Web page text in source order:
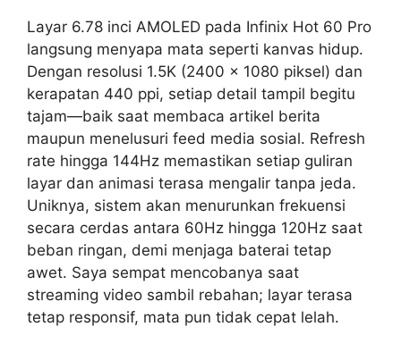
Layar 6.78 inci AMOLED pada Infinix Hot 60 Pro
langsung menyapa mata seperti kanvas hidup.
Dengan resolusi 1.5K (2400 x 1080 piksel) dan
kerapatan 440 ppi, setiap detail tampil begitu
tajam—baik saat membaca artikel berita
maupun menelusuri feed media sosial. Refresh
rate hingga 144Hz memastikan setiap guliran
layar dan animasi terasa mengalir tanpa jeda.
Uniknya, sistem akan menurunkan frekuensi
secara cerdas antara 60Hz hingga 120Hz saat
beban ringan, demi menjaga baterai tetap
awet. Saya sempat mencobanya saat
streaming video sambil rebahan; layar terasa
tetap responsif, mata pun tidak cepat lelah.